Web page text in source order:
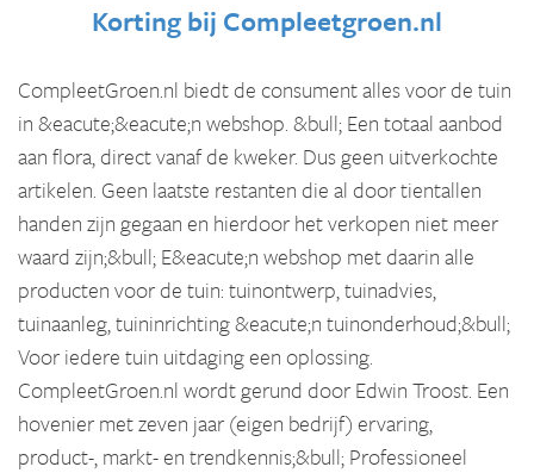
Korting bij Compleetgroen.nl
CompleetGroen.nl biedt de consument alles voor de tuin
in &eacute;&eacute;n webshop. &bull; Een totaal aanbod
aan flora, direct vanaf de kweker. Dus geen uitverkochte
artikelen. Geen laatste restanten die al door tientallen
handen zijn gegaan en hierdoor het verkopen niet meer
waard zijn;&bull; E&eacute;n webshop met daarin alle
producten voor de tuin: tuinontwerp, tuinadvies,
tuinaanleg, tuininrichting &eacute;n tuinonderhoud;&bull;
Voor iedere tuin uitdaging een oplossing.
CompleetGroen.nl wordt gerund door Edwin Troost. Een
hovenier met zeven jaar (eigen bedrijf) ervaring,
product-, markt- en trendkennis;&bull; Professioneel